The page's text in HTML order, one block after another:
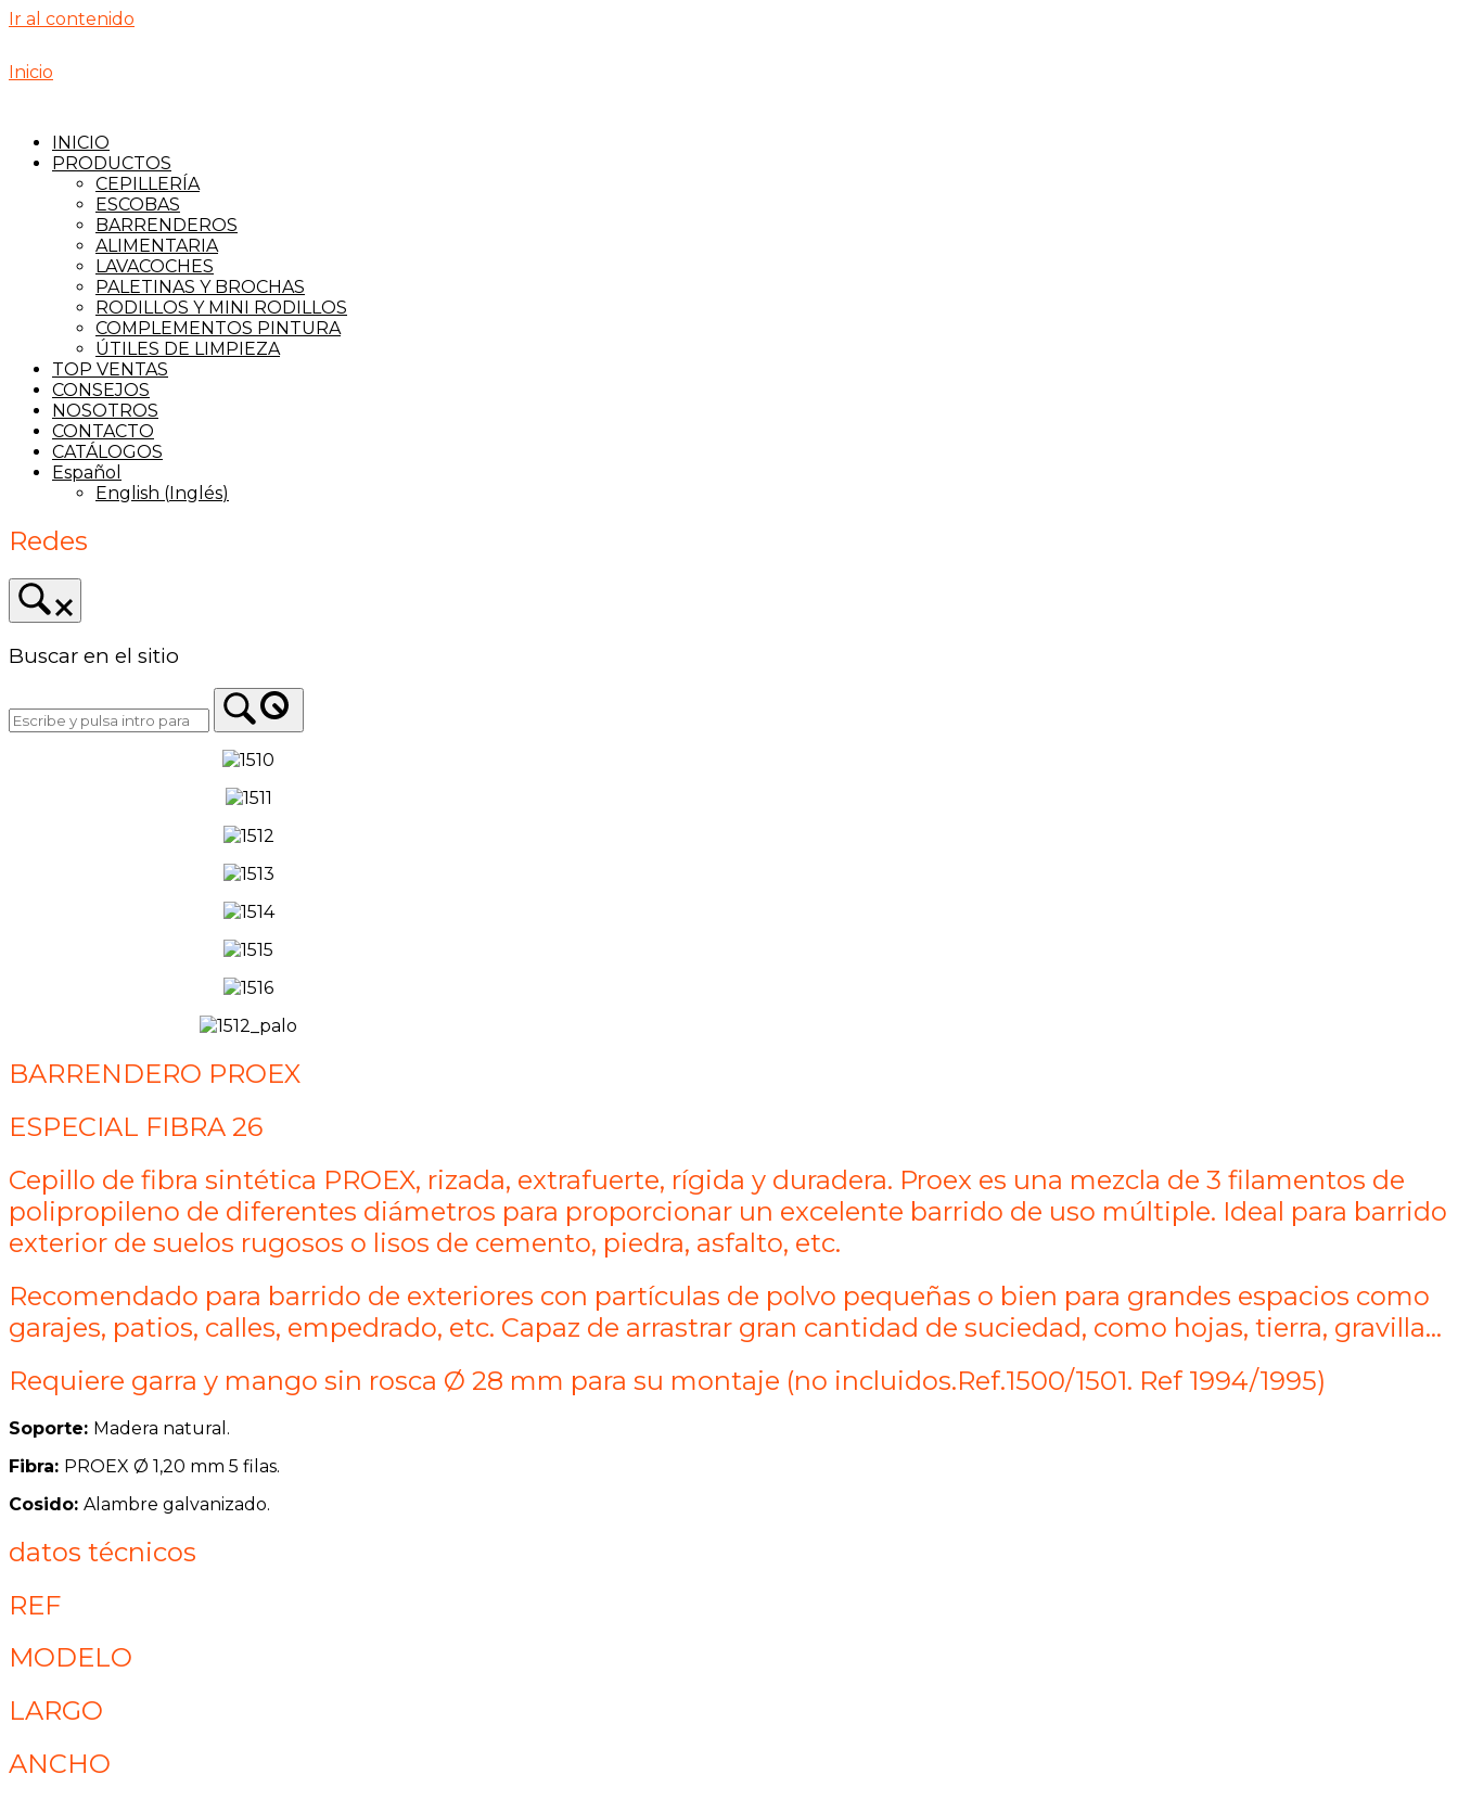
Ir al contenido
Inicio
INICIO
PRODUCTOS
CEPILLERÍA
ESCOBAS
BARRENDEROS
ALIMENTARIA
LAVACOCHES
PALETINAS Y BROCHAS
RODILLOS Y MINI RODILLOS
COMPLEMENTOS PINTURA
ÚTILES DE LIMPIEZA
TOP VENTAS
CONSEJOS
NOSOTROS
CONTACTO
CATÁLOGOS
Español
English (Inglés)
Redes
Buscar en el sitio
BARRENDERO PROEX
ESPECIAL FIBRA 26
Cepillo de fibra sintética PROEX, rizada, extrafuerte, rígida y duradera. Proex es una mezcla de 3 filamentos de
polipropileno de diferentes diámetros para proporcionar un excelente barrido de uso múltiple. Ideal para barrido
exterior de suelos rugosos o lisos de cemento, piedra, asfalto, etc.
Recomendado para barrido de exteriores con partículas de polvo pequeñas o bien para grandes espacios como
garajes, patios, calles, empedrado, etc. Capaz de arrastrar gran cantidad de suciedad, como hojas, tierra, gravilla…
Requiere garra y mango sin rosca Ø 28 mm para su montaje (no incluidos.Ref.1500/1501. Ref 1994/1995)
Soporte: Madera natural.
Fibra: PROEX Ø 1,20 mm 5 filas.
Cosido: Alambre galvanizado.
datos técnicos
REF
MODELO
LARGO
ANCHO